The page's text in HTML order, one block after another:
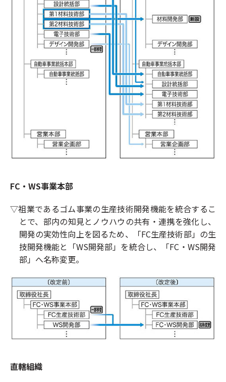
FC・WS事業本部
▽祖業であるゴム事業の生産技術開発機能を統合するこ
とで、部内の知見とノウハウの共有・連携を強化し、
開発の実効性向上を図るため、「FC生産技術部」の生
技開発機能と「WS開発部」を統合し、「FC・WS開発
部」へ名称変更。
直轄組織